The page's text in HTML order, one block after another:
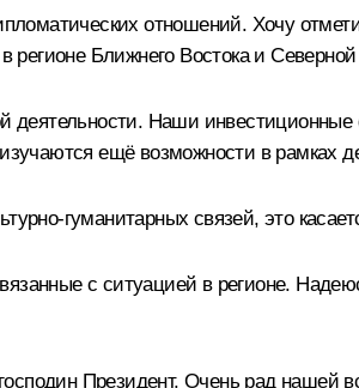
отношений. Хочу
Ближнего Востока и
деятельности. Наши
ещё возможности в рамках
связей, это
с ситуацией в регионе.
Президент. Очень рад нашей